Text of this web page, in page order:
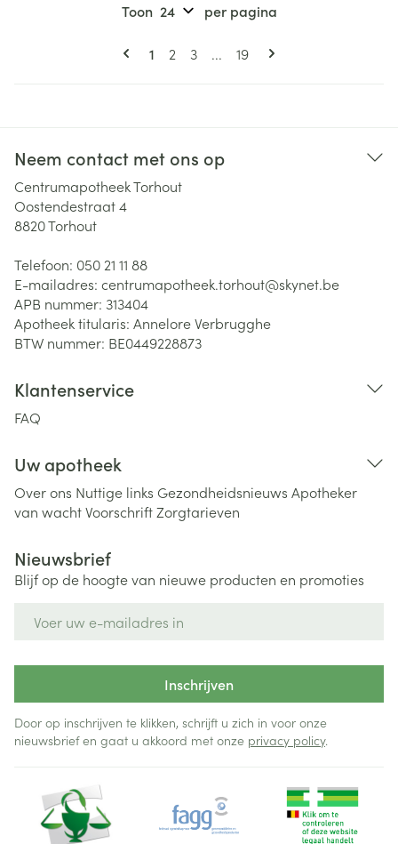
Pagina's
U lees momenteel pagina
1 Pagina
2 Pagina
3 ... Pagina
19
Toon per pagina
Neem contact met ons op
Centrumapotheek Torhout
Oostendestraat 4
8820Torhout
Telefoon: 050 21 11 88
E-mailadres: centrumapotheek.torhout@skynet.be
APB nummer: 313404
Apotheek titularis: Annelore Verbrugghe
BTW nummer: BE0449228873
Klantenservice
FAQ
Uw apotheek
Over ons Nuttige links Gezondheidsnieuws Apotheker
van wachtVoorschriftZorgtarieven
Nieuwsbrief
Blijf op de hoogte van nieuwe producten en promoties
Inschrijven
Door op inschrijven te klikken, schrijft u zich in voor onze
nieuwsbrief en gaat u akkoord met onze privacy policy.